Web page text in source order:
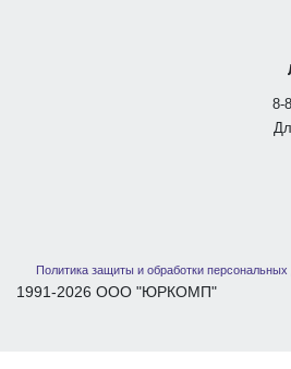
8-
Политика защиты и обработки
1991-2026 ООО "ЮРКОМП"